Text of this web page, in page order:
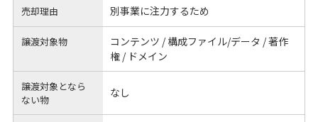
売却理由 別事業に注力するため
譲渡対象物
コンテンツ / 構成ファイル/データ / 著作
権 / ドメイン
譲渡対象となら
ない物
なし